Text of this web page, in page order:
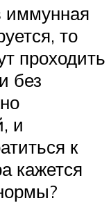
иммунная
то
проходить
без
и
к
кажется